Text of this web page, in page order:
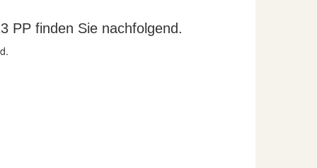
PP finden Sie nachfolgend.